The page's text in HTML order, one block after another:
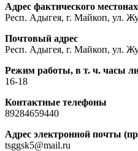
Адрес фактического
Респ. Адыгея, г. Майкоп, ул.
Почтовый адрес
Респ. Адыгея, г. Майкоп, ул.
Режим работы, в т. ч. часы
16-18
Контактные телефоны
89284659440
Адрес электронной почты
tsggsk5@mail.ru